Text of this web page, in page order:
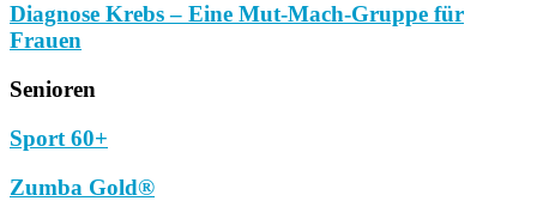
Diagnose Krebs – Eine Mut-Mach-Gruppe für
Frauen
Senioren
Sport 60+
Zumba Gold®